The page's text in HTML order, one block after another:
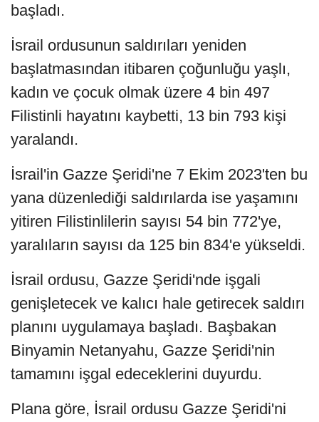
başladı.
İsrail ordusunun saldırıları yeniden
başlatmasından itibaren çoğunluğu yaşlı,
kadın ve çocuk olmak üzere 4 bin 497
Filistinli hayatını kaybetti, 13 bin 793 kişi
yaralandı.
İsrail'in Gazze Şeridi'ne 7 Ekim 2023'ten bu
yana düzenlediği saldırılarda ise yaşamını
yitiren Filistinlilerin sayısı 54 bin 772'ye,
yaralıların sayısı da 125 bin 834'e yükseldi.
İsrail ordusu, Gazze Şeridi'nde işgali
genişletecek ve kalıcı hale getirecek saldırı
planını uygulamaya başladı. Başbakan
Binyamin Netanyahu, Gazze Şeridi'nin
tamamını işgal edeceklerini duyurdu.
Plana göre, İsrail ordusu Gazze Şeridi'ni